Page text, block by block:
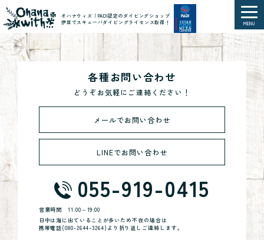
オハナウィズ｜PADI認定のダイビングショップ
伊豆でスキューバダイビングライセンス取得！
MENU
各種お問い合わせ
どうぞお気軽にご連絡ください！
メールでお問い合わせ
LINEでお問い合わせ
055-919-0415
営業時間11:00～19:00
日中は海に出ていることが多いため不在の場合は
携帯電話(080-2644-3264)より折り返しご連絡します。